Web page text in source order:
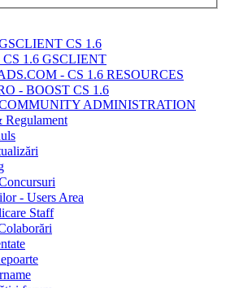
CS 1.6
1.6 GSCLIENT
- CS 1.6 RESOURCES
- BOOST CS 1.6
ADMINISTRATION
- Users Area
Staff